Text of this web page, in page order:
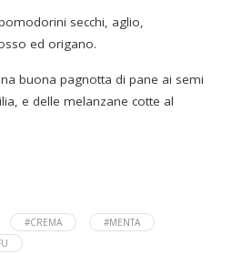
secchi, aglio,
ed origano.
buona pagnotta di pane ai semi
e delle melanzane cotte al
#CREMA
#MENTA